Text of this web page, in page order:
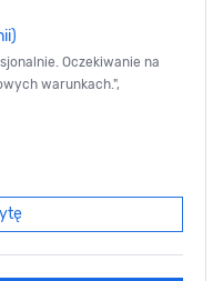
Oczekiwanie na
warunkach.",